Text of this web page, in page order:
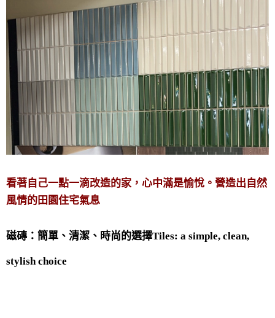
看著自己一點一滴改造的家，心中滿是愉悅。營造出自然
風情的田園住宅氣息
磁磚：簡單、清潔、時尚的選擇Tiles: a simple, clean,
stylish choice